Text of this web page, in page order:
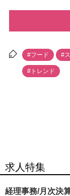
#フード #
#トレンド
求人特集
経理事務/月次決